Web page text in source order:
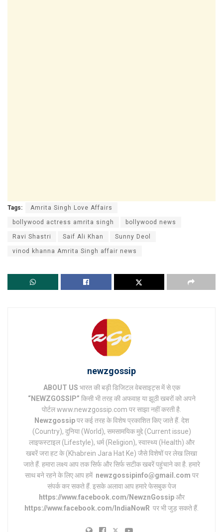
Tags: Amrita Singh Love Affairs
bollywood actress amrita singh bollywood news
Ravi Shastri Saif Ali Khan Sunny Deol
vinod khanna Amrita Singh affair news
newzgossip
ABOUT US भारत की बड़ी डिजिटल वेबसाइट्स में से एक
“NEWZGOSSIP” किसी भी तरह की अफवाह या झूठी खबरों को अपने
पोर्टल www.newzgossip.com पर साझा नहीं करती है.
Newzgossipपर कई तरह के विशेष प्रकाशित किए जाते हैं. देश
(Country), दुनिया (World), समसामयिक मुद्दे (Current issue)
लाइफस्टाइल (Lifestyle), धर्म (Religion), स्वास्थ्य (Health) और
खबरें जरा हट के (Khabrein Jara Hat Ke) जैसे विशेषों पर लेख लिखा
जाते हैं. हमारा लक्ष्य आप तक सिर्फ और सिर्फ सटीक खबरें पहुंचाने का है. हमारे
साथ बने रहने के लिए आप हमें newzgossipinfo@gmail.com पर
संपर्क कर सकते हैं. इसके अलावा आप हमारे फेसबुक पेज
https://www.facebook.com/NewznGossipऔर
https://www.facebook.com/IndiaNowR पर भी जुड़ सकते हैं.